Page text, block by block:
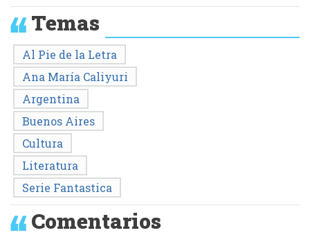
Temas
Al Pie de la Letra
Ana María Caliyuri
Argentina
Buenos Aires
Cultura
Literatura
Serie Fantastica
Comentarios